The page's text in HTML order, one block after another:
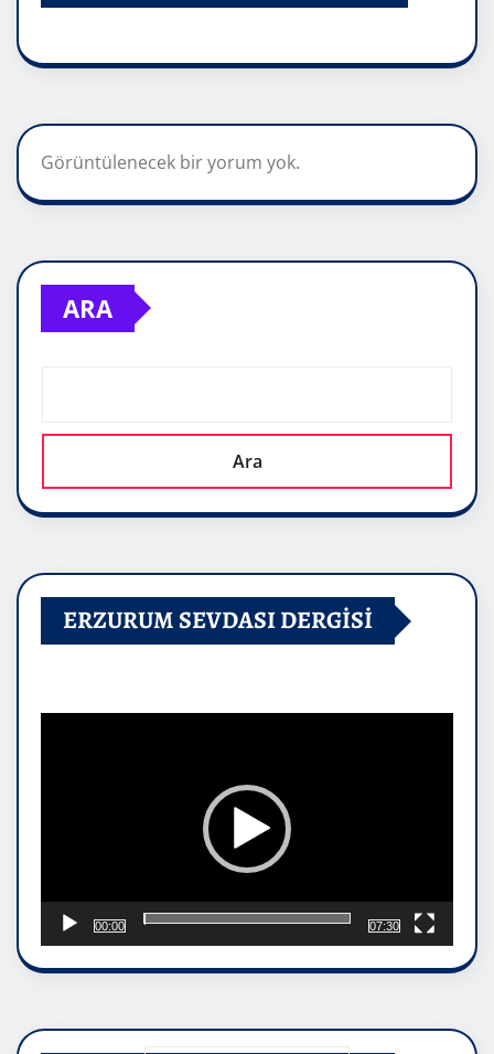
Görüntülenecek bir yorum yok.
ARA
Ara
ERZURUM SEVDASI DERGİSİ
00:00 07:30